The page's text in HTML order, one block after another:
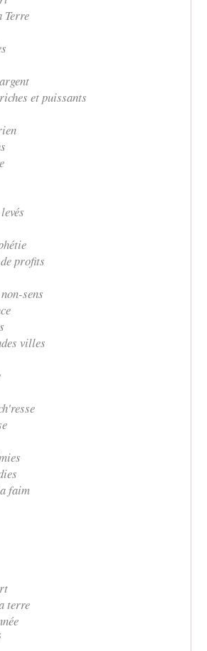
Terre
et puissants
profits
sens
villes
faim
terre